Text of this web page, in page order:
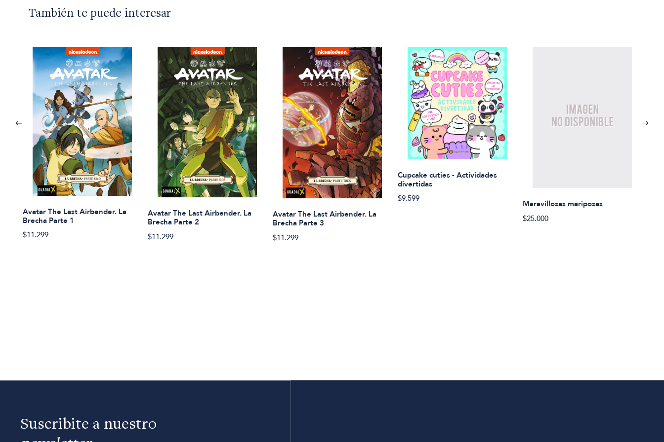
También te puede interesar
Avatar The Last Airbender. La
Brecha Parte 1
$11.299
Avatar The Last Airbender. La
Brecha Parte 2
$11.299
Avatar The Last Airbender. La
Brecha Parte 3
$11.299
Cupcake cuties - Actividades
divertidas
$9.599
Maravillosas mariposas
$25.000
Suscribite a nuestro